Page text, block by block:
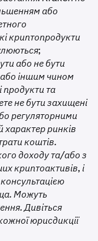
або
криптопродукти
або не бути
іншим чином
та
не бути захищені
регуляторними
ринків
коштів.
доходу та/або з
криптоактивів, і
Можуть
Дивіться
юрисдикції